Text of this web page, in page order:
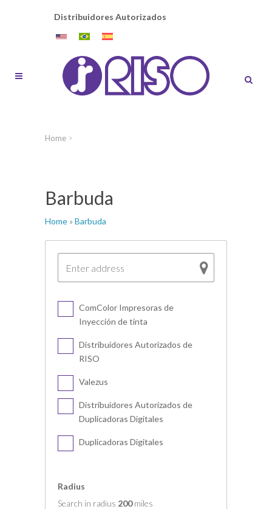
Distribuidores Autorizados
Home >
Barbuda
Home » Barbuda
ComColor Impresoras de
Inyección de tinta
Distribuidores Autorizados de
RISO
Valezus
Distribuidores Autorizados de
Duplicadoras Digitales
Duplicadoras Digitales
Radius
Search in radius 200miles